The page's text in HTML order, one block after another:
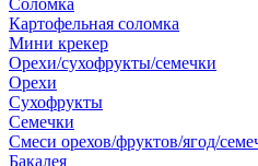
Соломка
Картофельная соломка
Мини крекер
Орехи/сухофрукты/семечки
Орехи
Сухофрукты
Семечки
Смеси орехов/фруктов/ягод/
Бакалея